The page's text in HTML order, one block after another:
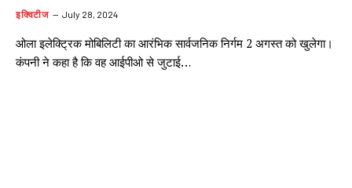
इक्विटीज July 28, 2024
ओला इलेक्ट्रिक मोबिलिटी का आरंभिक सार्वजनिक निर्गम 2 अगस्त को खुलेगा।
कंपनी ने कहा है कि वह आईपीओ से जुटाई…